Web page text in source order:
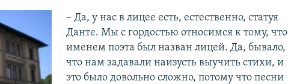
– Да, у нас в лицее есть, естественно, статуя
Данте. Мы с гордостью относимся к тому, что
именем поэта был назван лицей. Да, бывало,
что нам задавали наизусть выучить стихи, и
это было довольно сложно, потому что песни